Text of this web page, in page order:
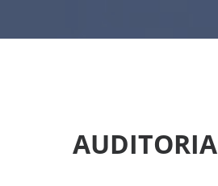
AUDITORIA